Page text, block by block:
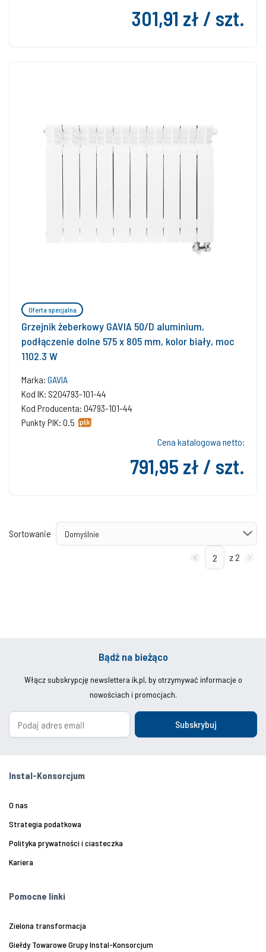
301,91 zł / szt.
Oferta specjalna
Grzejnik żeberkowy GAVIA 50/D aluminium,
podłączenie dolne 575 x 805 mm, kolor biały, moc
1102.3 W
Marka: GAVIA
Kod IK: S204793-101-44
Kod Producenta: 04793-101-44
Punkty PIK: 0.5
Cena katalogowa netto:
791,95 zł / szt.
Sortowanie
z 2
Bądź na bieżąco
Włącz subskrypcję newslettera ik.pl, by otrzymywać informacje o
nowościach i promocjach.
Subskrybuj
Instal-Konsorcjum
O nas
Strategia podatkowa
Polityka prywatności i ciasteczka
Kariera
Pomocne linki
Zielona transformacja
Giełdy Towarowe Grupy Instal-Konsorcjum